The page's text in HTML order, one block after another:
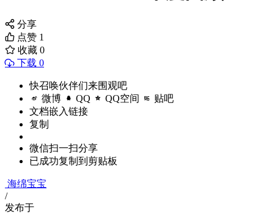
分享
点赞 1
收藏 0
下载 0
快召唤伙伴们来围观吧
微博 QQ QQ空间 贴吧
文档嵌入链接
复制
微信扫一扫分享
已成功复制到剪贴板
海绵宝宝
/
发布于